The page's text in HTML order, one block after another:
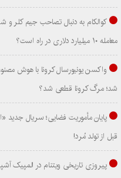
کوالکام به دنبال تصاحب جیم کلر و
معامله ۱۰ میلیارد دلاری در راه است؟
واکسن یونیورسال کرونا با هوش
شد؛ مرگ کرونا قطعی شد؟
پایان مأموریت فضایی؛ سریال جدید
قبل از تولد مُرد!
پیروزی تاریخی ویتنام در المپیک